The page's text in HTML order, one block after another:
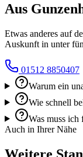
Aus
Etwas anderes auf
Auskunft in unter
01512 8850407
Warum ein
Wie schnell
Was muss ich
Auch in Ihrer Nähe
Weitere